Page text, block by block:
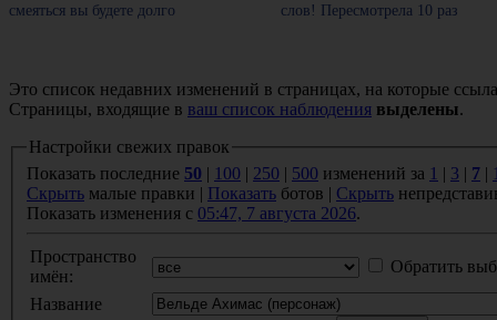
смеяться вы будете долго
слов! Пересмотрела 10 раз
Это список недавних изменений в страницах, на которые
Страницы, входящие в ваш список наблюдения выделены.
Настройки свежих правок
Показать последние 50 | 100 | 250 | 500 изменений за 1 | 3 | 7 |
Скрыть малые правки | Показать ботов | Скрыть
Показать изменения с 05:47, 7 августа 2026.
Пространство
имён:
Обратить
Название